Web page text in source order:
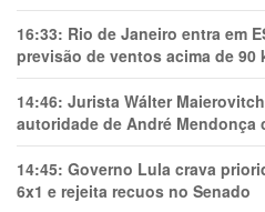
16:33: Rio de Janeiro entra em
previsão de ventos acima de 90
14:46: Jurista Wálter
autoridade de André Mendonça
14:45: Governo Lula crava
6x1 e rejeita recuos no Senado